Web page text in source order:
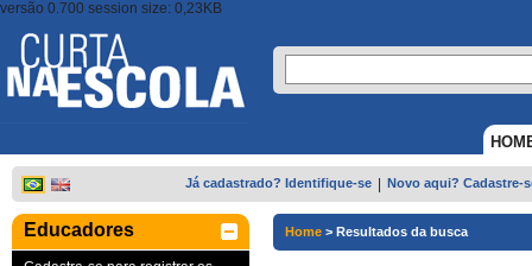
versão 0.700 session size: 0,23KB
Já cadastrado? Identifique-se Novo aqui? Cadastre-
Educadores Home > Resultados da busca